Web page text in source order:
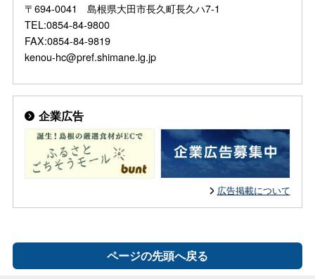
〒694-0041 島根県大田市長久町長久ハ7-1
TEL:0854-84-9800
FAX:0854-84-9819
kenou-hc@pref.shimane.lg.jp
企業広告
広告掲載について
ページの先頭へ戻る